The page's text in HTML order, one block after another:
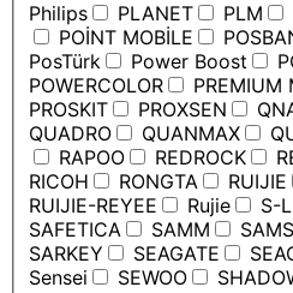
Philips
PLANET PLM
POİNT MOBİLE
PosTürk
Power Boost
POWERCOLOR
PREMIUM
PROSKIT
PROXSEN
QUADRO
QUANMAX
RAPOO
REDROCK
RICOH
RONGTA RUIJIE
RUIJIE-REYEE
Rujie S-
SAFETICA
SAMM
SARKEY
SEAGATE
Sensei
SEWOO